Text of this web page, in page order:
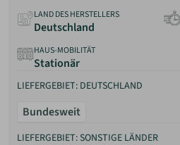
LAND DES HERSTELLERS
Deutschland
HAUS-MOBILITÄT
Stationär
LIEFERGEBIET: DEUTSCHLAND
Bundesweit
LIEFERGEBIET: SONSTIGE LÄNDER